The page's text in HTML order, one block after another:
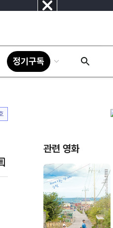
닫
정기구독
댓
글
관련 영화